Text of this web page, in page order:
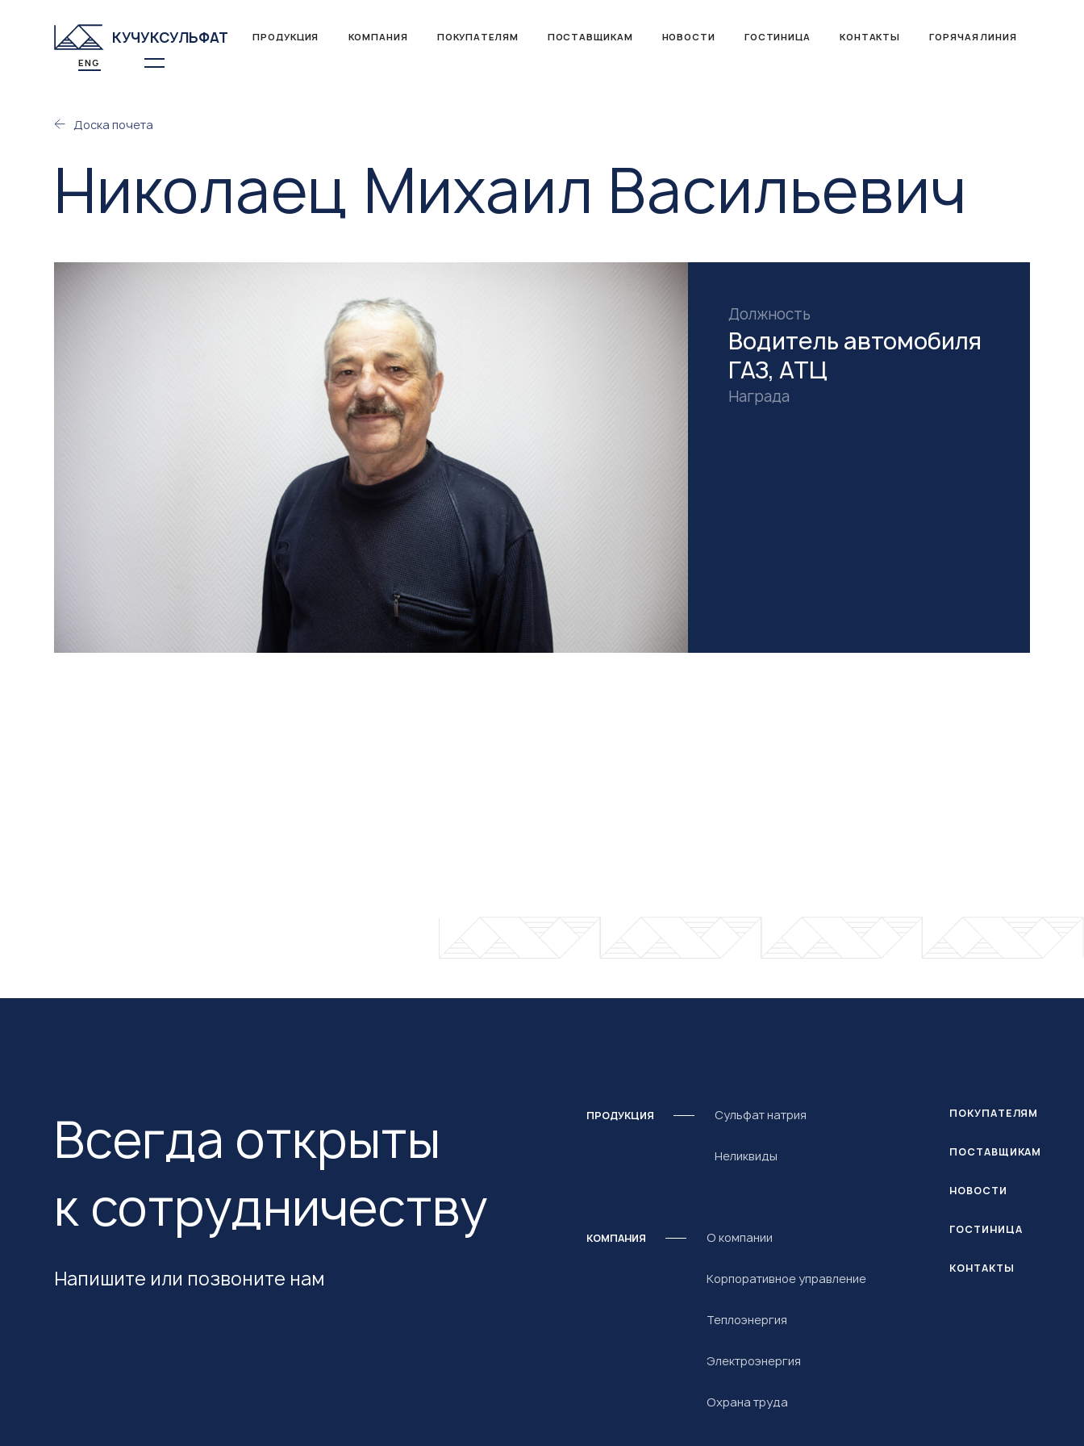
КУЧУКСУЛЬФАТ ПРОДУКЦИЯ КОМПАНИЯ ПОКУПАТЕЛЯМ ПОСТАВЩИКАМ НОВОСТИ ГОСТИНИЦА КОНТАКТЫ ГОРЯЧАЯ ЛИНИЯ
ENG
Доска почета
Николаец Михаил Васильевич
Должность
Водитель автомобиля
ГАЗ, АТЦ
Награда
Всегда открыты
к сотрудничеству
Напишите или позвоните нам
ПРОДУКЦИЯ Сульфат натрия
Неликвиды
КОМПАНИЯ О компании
Корпоративное управление
Теплоэнергия
Электроэнергия
Охрана труда
ПОКУПАТЕЛЯМ
ПОСТАВЩИКАМ
НОВОСТИ
ГОСТИНИЦА
КОНТАКТЫ